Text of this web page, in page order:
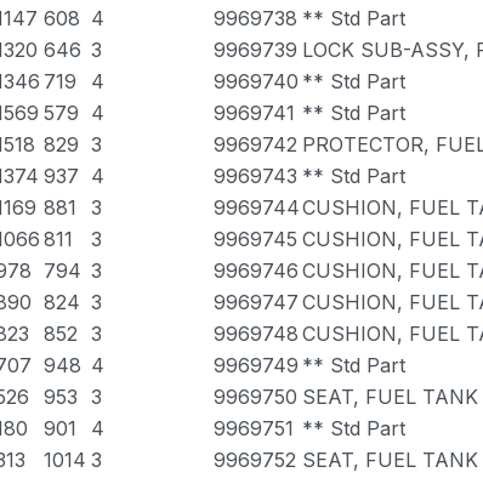
608 4 9969738 ** Std Part
646 3 9969739 LOCK SUB-ASSY,
719 4 9969740 ** Std Part
579 4 9969741 ** Std Part
829 3 9969742 PROTECTOR,
937 4 9969743 ** Std Part
881 3 9969744CUSHION, FUEL
811 3 9969745 CUSHION, FUEL
794 3 9969746 CUSHION, FUEL
824 3 9969747 CUSHION, FUEL
852 3 9969748 CUSHION, FUEL
948 4 9969749 ** Std Part
953 3 9969750 SEAT, FUEL
901 4 9969751 ** Std Part
1014 3 9969752 SEAT, FUEL